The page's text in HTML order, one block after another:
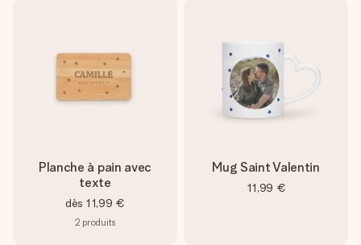
Planche à pain avec
texte
dès 11,99 €
2 produits
Mug Saint Valentin
11,99 €